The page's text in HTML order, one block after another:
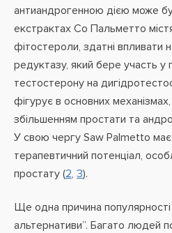
антиандрогенною дією може
екстрактах Со Пальметто
фітостероли, здатні
редуктазу, який бере участь у
тестостерону на
фігурує в основних механізмах,
збільшенням простати та
У свою чергу Saw Palmetto
терапевтичний потенціал,
простату (2, 3).
Ще одна причина популярності
альтернативи”. Багато людей